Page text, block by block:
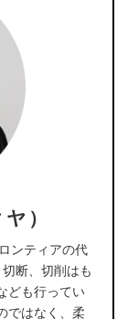
）
ンティアの代
断、切削はも
ども行ってい
ではなく、柔